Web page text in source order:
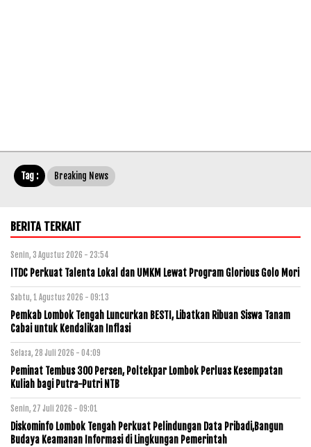
Tag : Breaking News
BERITA TERKAIT
Senin, 3 Agustus 2026 - 23:54
ITDC Perkuat Talenta Lokal dan UMKM Lewat Program Glorious Golo Mori
Sabtu, 1 Agustus 2026 - 09:13
Pemkab Lombok Tengah Luncurkan BESTI, Libatkan Ribuan Siswa Tanam
Cabai untuk Kendalikan Inflasi
Selasa, 28 Juli 2026 - 04:09
Peminat Tembus 300 Persen, Poltekpar Lombok Perluas Kesempatan
Kuliah bagi Putra-Putri NTB
Senin, 27 Juli 2026 - 09:01
Diskominfo Lombok Tengah Perkuat Pelindungan Data Pribadi,Bangun
Budaya Keamanan Informasi di Lingkungan Pemerintah